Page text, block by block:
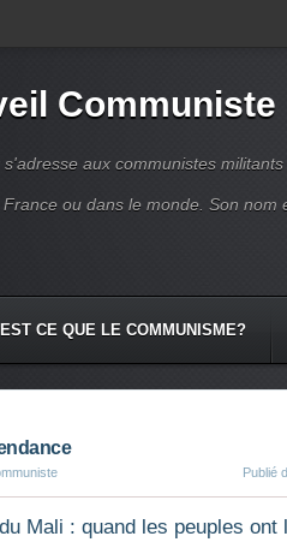
Communiste
s'adresse aux communistes
ou dans le monde. Son nom
CE QUE LE COMMUNISME?
Publié